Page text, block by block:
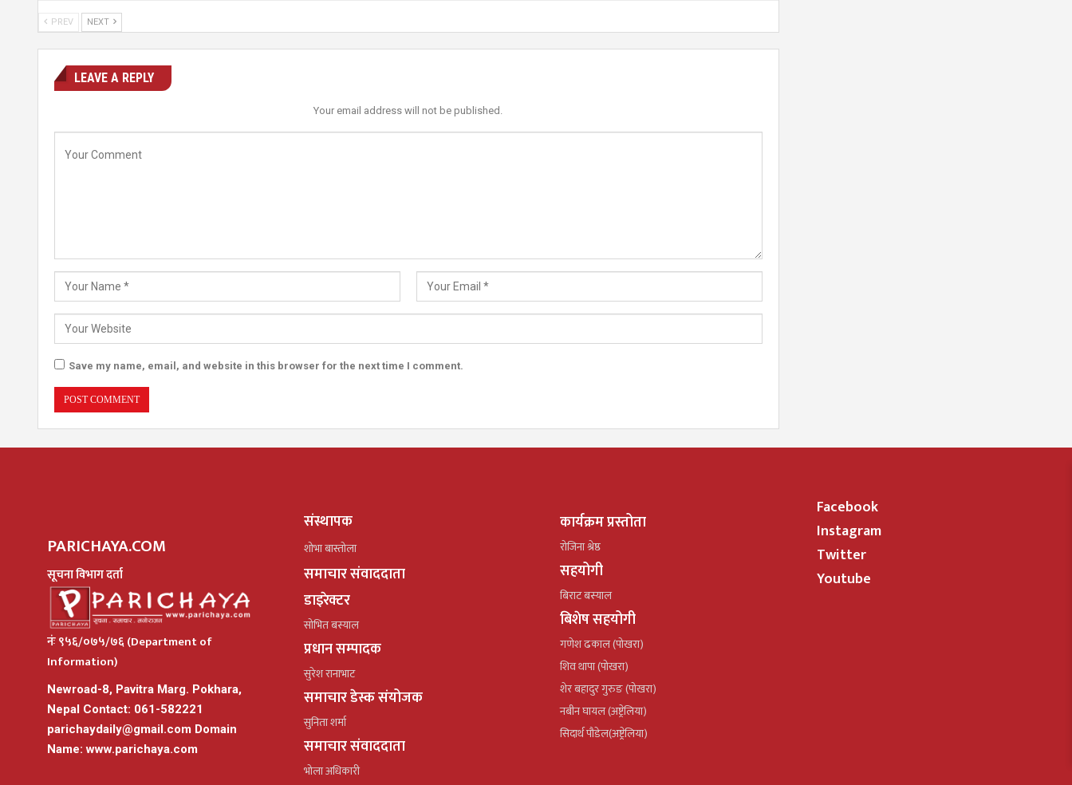
PREV NEXT
LEAVE A REPLY
Your email address will not be published.
Save my name, email, and website in this browser for the next time I comment.
PARICHAYA.COM
सूचना विभाग दर्ता
नंः ९५६/०७५/७६ (Department of
Information)
Newroad-8, Pavitra Marg. Pokhara,
Nepal Contact: 061-582221
parichaydaily@gmail.com Domain
Name: www.parichaya.com
संस्थापक
शोभा बास्तोला
समाचार संवाददाता
डाइरेक्टर
सोभित बस्याल
प्रधान सम्पादक
सुरेश रानाभाट
समाचार डेस्क संयोजक
सुनिता शर्मा
समाचार संवाददाता
भोला अधिकारी
कार्यक्रम प्रस्तोता
रोजिना श्रेष्ठ
सहयोगी
बिराट बस्याल
बिशेष सहयोगी
गणेश ढकाल (पोखरा)
शिव थापा (पोखरा)
शेर बहादुर गुरुङ (पोखरा)
नबीन घायल (अष्ट्रेलिया)
सिदार्थ पौडेल(अष्ट्रेलिया)
Facebook
Instagram
Twitter
Youtube